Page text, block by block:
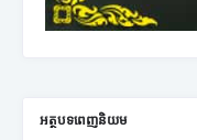
អត្ថបទពេញនិយម